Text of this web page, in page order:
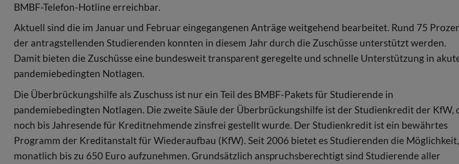
BMBF-Telefon-Hotline erreichbar.
Aktuell sind die im Januar und Februar eingegangenen Anträge weitgehend bearbeitet. Rund 75
der antragstellenden Studierenden konnten in diesem Jahr durch die Zuschüsse unterstützt werden.
Damit bieten die Zuschüsse eine bundesweit transparent geregelte und schnelle Unterstützung in
pandemiebedingten Notlagen.
Die Überbrückungshilfe als Zuschuss ist nur ein Teil des BMBF-Pakets für Studierende in
pandemiebedingten Notlagen. Die zweite Säule der Überbrückungshilfe ist der Studienkredit der KfW,
noch bis Jahresende für Kreditnehmende zinsfrei gestellt wurde. Der Studienkredit ist ein bewährtes
Programm der Kreditanstalt für Wiederaufbau (KfW). Seit 2006 bietet es Studierenden die Möglichkeit,
monatlich bis zu 650 Euro aufzunehmen. Grundsätzlich anspruchsberechtigt sind Studierende aller